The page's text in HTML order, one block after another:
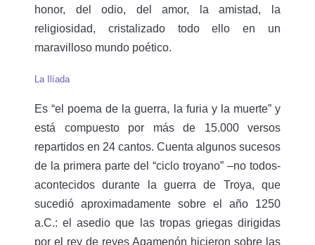
honor, del odio, del amor, la amistad, la
religiosidad, cristalizado todo ello en un
maravilloso mundo poético.
La Ilíada
Es “el poema de la guerra, la furia y la muerte” y
está compuesto por más de 15.000 versos
repartidos en 24 cantos. Cuenta algunos sucesos
de la primera parte del “ciclo troyano” –no todos-
acontecidos durante la guerra de Troya, que
sucedió aproximadamente sobre el año 1250
a.C.: el asedio que las tropas griegas dirigidas
por el rey de reyes Agamenón hicieron sobre las